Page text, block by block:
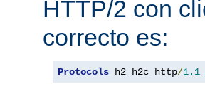
HTTP/2 con
correcto es:
Protocols h2 h2c http/1.1